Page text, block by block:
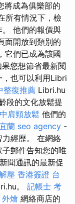
將成為俱樂部的
所有情況下，檢
他們的報價與
面開放到類別的
它們已成為該國
果您想節省最新閱
，也可以利用Libri
整復推薦 Libri.hu
段的文化放鬆提
肩頸放鬆 他們的
蘭 seo agency -
經歷。 在網絡
郵件告知您的唯
聞通訊的最新促
壓 香港簽證 台
。 記帳士 考
燴 網絡商店的